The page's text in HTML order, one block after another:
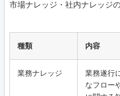
市場ナレッジ・社内ナレッジ
種類 内容
業務ナレッジ
業務遂行
なフロー